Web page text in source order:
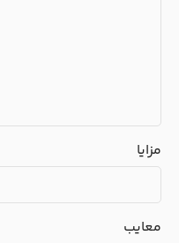
مزایا
معایب